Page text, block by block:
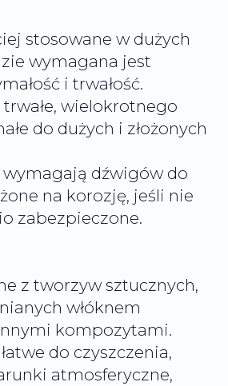
stosowane w dużych
wymagana jest
i trwałość.
wielokrotnego
do dużych i złożonych
wymagają dźwigów do
na korozję, jeśli nie
zabezpieczone.
z tworzyw sztucznych,
włóknem
kompozytami.
do czyszczenia,
atmosferyczne,